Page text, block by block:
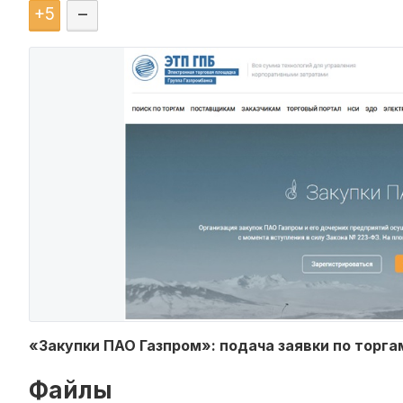
+5 –
«Закупки ПАО Газпром»: подача заявки по
Файлы